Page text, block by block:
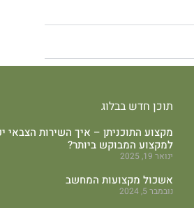
תוכן חדש בבלוג
מקצוע התוכניתן – איך השירות הצבאי
למקצוע המבוקש ביותר?
ינואר 19, 2025
אשכול מקצועות המחשב
נובמבר 5, 2024